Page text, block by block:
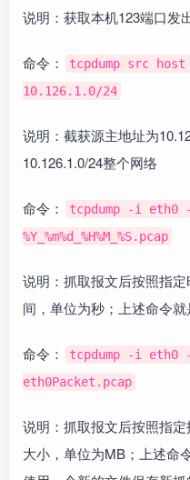
说明：获取本机123端口发
命令：
tcpdump src
10.126.1.0/24
说明：截获源主地址为
10.126.1.0/24整个网络
命令：
tcpdump -i eth0
%Y_%m%d_%H%M_%S.pcap
说明：抓取报文后按照指
间，单位为秒；上述命令
命令：
tcpdump -i eth0
eth0Packet.pcap
说明：抓取报文后按照指
大小，单位为MB；上述命